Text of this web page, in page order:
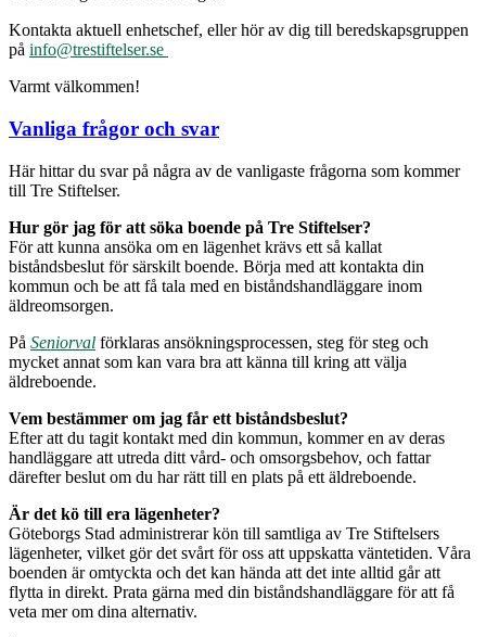
Kontakta aktuell enhetschef, eller hör av dig till beredskapsgruppen
på info@trestiftelser.se
Varmt välkommen!
Vanliga frågor och svar
Här hittar du svar på några av de vanligaste frågorna som kommer
till Tre Stiftelser.
Hur gör jag för att söka boende på Tre Stiftelser?
För att kunna ansöka om en lägenhet krävs ett så kallat
biståndsbeslut för särskilt boende. Börja med att kontakta din
kommun och be att få tala med en biståndshandläggare inom
äldreomsorgen.
På Seniorval förklaras ansökningsprocessen, steg för steg och
mycket annat som kan vara bra att känna till kring att välja
äldreboende.
Vem bestämmer om jag får ett biståndsbeslut?
Efter att du tagit kontakt med din kommun, kommer en av deras
handläggare att utreda ditt vård- och omsorgsbehov, och fattar
därefter beslut om du har rätt till en plats på ett äldreboende.
Är det kö till era lägenheter?
Göteborgs Stad administrerar kön till samtliga av Tre Stiftelsers
lägenheter, vilket gör det svårt för oss att uppskatta väntetiden. Våra
boenden är omtyckta och det kan hända att det inte alltid går att
flytta in direkt. Prata gärna med din biståndshandläggare för att få
veta mer om dina alternativ.